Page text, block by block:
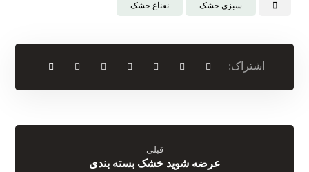
سبزی خشک نعناع خشک
قبلی
عرضه شوید خشک بسته بندی